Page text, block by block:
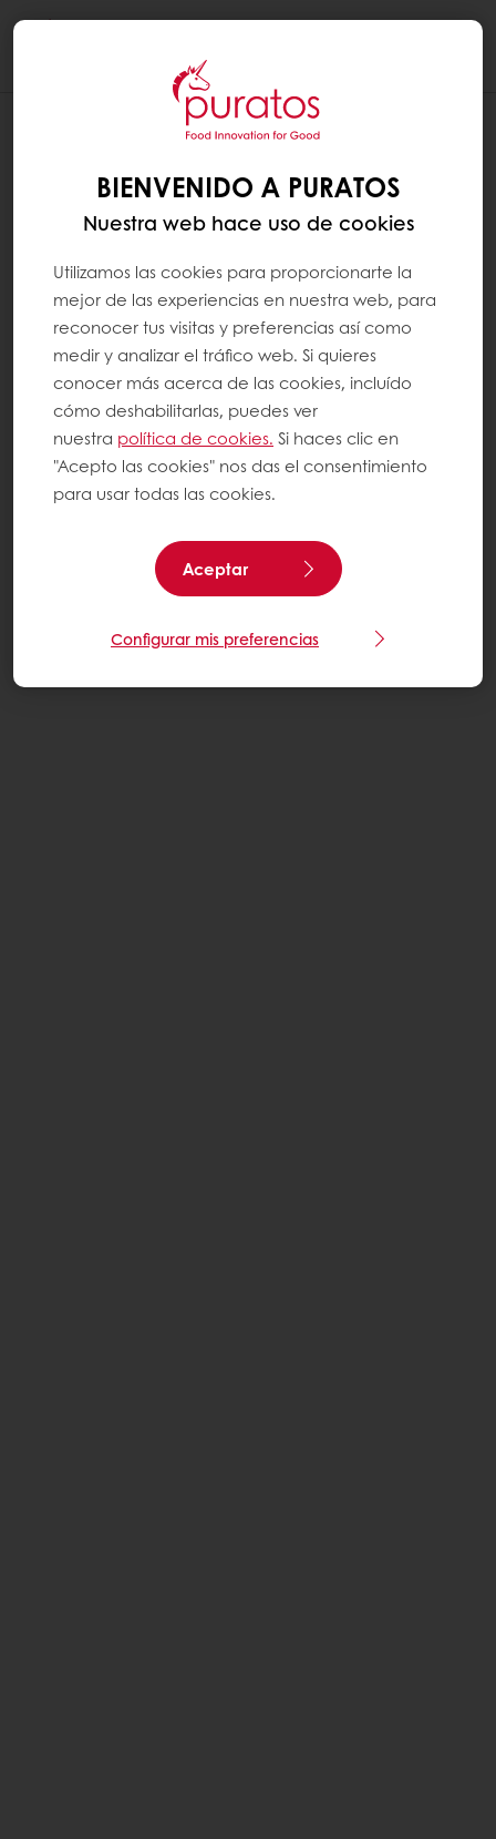
BIENVENIDO A PURATOS
Nuestra web hace uso de cookies
Utilizamos las cookies para proporcionarte la
mejor de las experiencias en nuestra web, para
reconocer tus visitas y preferencias así como
medir y analizar el tráfico web. Si quieres
conocer más acerca de las cookies, incluído
cómo deshabilitarlas, puedes ver
nuestra política de cookies. Si haces clic en
"Acepto las cookies" nos das el consentimiento
para usar todas las cookies.
Aceptar
Configurar mis preferencias